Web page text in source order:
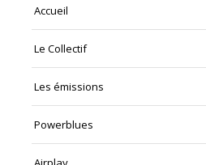
Accueil
Le Collectif
Les émissions
Powerblues